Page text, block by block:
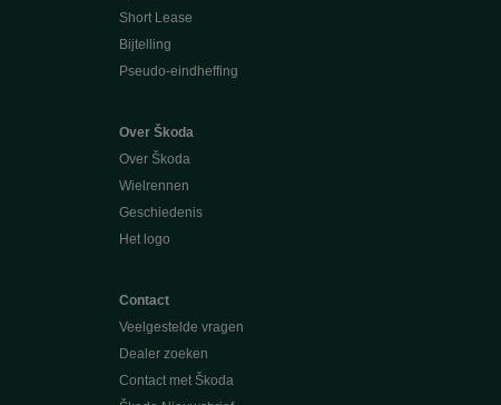
Short Lease
Bijtelling
Pseudo-eindheffing
Over Škoda
Over Škoda
Wielrennen
Geschiedenis
Het logo
Contact
Veelgestelde vragen
Dealer zoeken
Contact met Škoda